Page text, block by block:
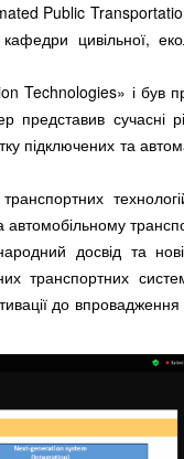
Public
цивільної,
Technologies» і був
представив сучасні
підключених та
автомобільному
досвід та
транспортних
до впровадження